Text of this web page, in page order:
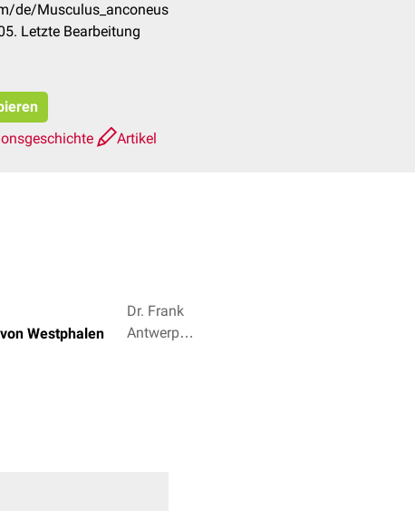
de/Musculus_anconeus
Letzte Bearbeitung
Artikel
Westphalen
Dr. Frank
Antwerpes,